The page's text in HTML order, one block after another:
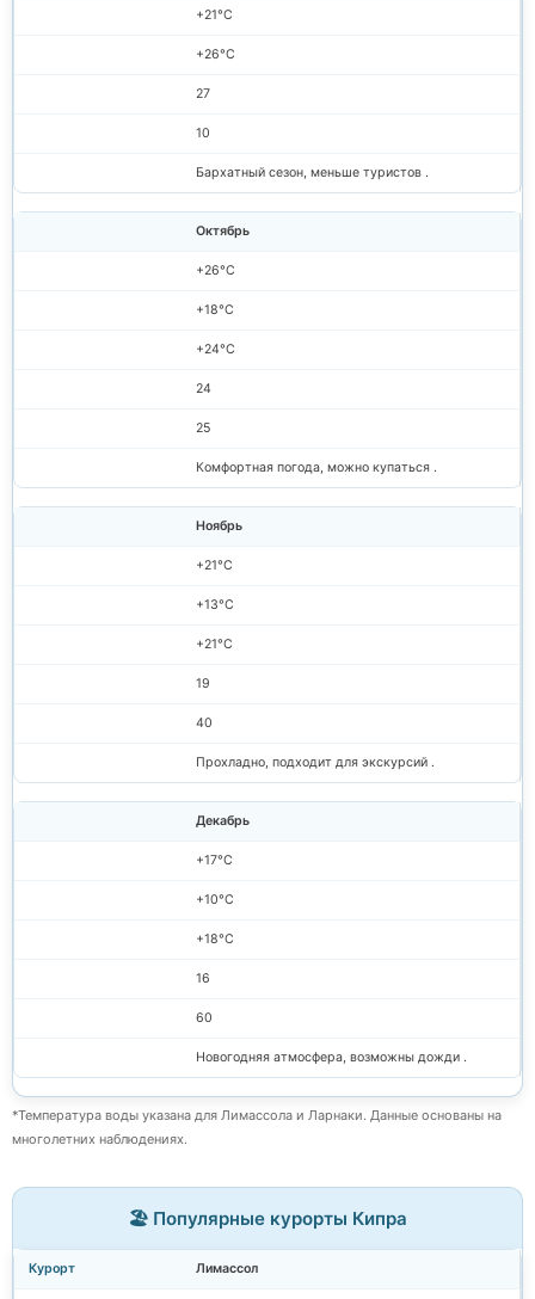
+21°C
+26°C
27
10
Бархатный сезон, меньше туристов .
Октябрь
+26°C
+18°C
+24°C
24
25
Комфортная погода, можно купаться .
Ноябрь
+21°C
+13°C
+21°C
19
40
Прохладно, подходит для экскурсий .
Декабрь
+17°C
+10°C
+18°C
16
60
Новогодняя атмосфера, возможны дожди .
*Температура воды указана для Лимассола и Ларнаки. Данные основаны на
многолетних наблюдениях.
🏖️ Популярные курорты Кипра
Лимассол